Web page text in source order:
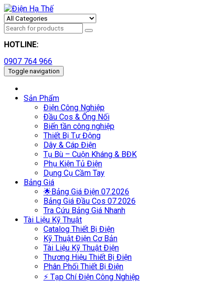
HOTLINE:
0907 764 966
Toggle navigation
Sản Phẩm
Điện Công Nghiệp
Đầu Cos & Ống Nối
Biến tần công nghiệp
Thiết Bị Tự Động
Dây & Cáp Điện
Tụ Bù – Cuộn Kháng & BĐK
Phụ Kiện Tủ Điện
Dụng Cụ Cầm Tay
Bảng Giá
🌟Bảng Giá Điện 07.2026
Bảng Giá Đầu Cos 07.2026
Tra Cứu Bảng Giá Nhanh
Tài Liệu Kỹ Thuật
Catalog Thiết Bị Điện
Kỹ Thuật Điện Cơ Bản
Tài Liệu Kỹ Thuật Điện
Thương Hiệu Thiết Bị Điện
Phân Phối Thiết Bị Điện
⚡ Tạp Chí Điện Công Nghiệp